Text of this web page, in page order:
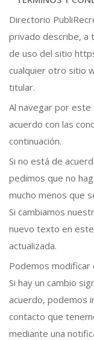
Directorio
privado describe, a
de uso del sitio
cualquier otro sitio
titular.
Al navegar por
acuerdo con las
continuación.
Si no está de
pedimos que no
mucho menos que
Si cambiamos
nuevo texto en
actualizada.
Podemos modificar
Si hay un cambio
acuerdo, podemos
contacto que
mediante una